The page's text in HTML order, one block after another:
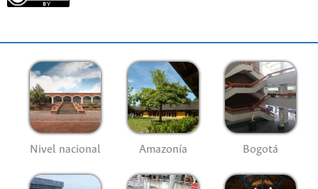
Nivel nacional Amazonía Bogotá